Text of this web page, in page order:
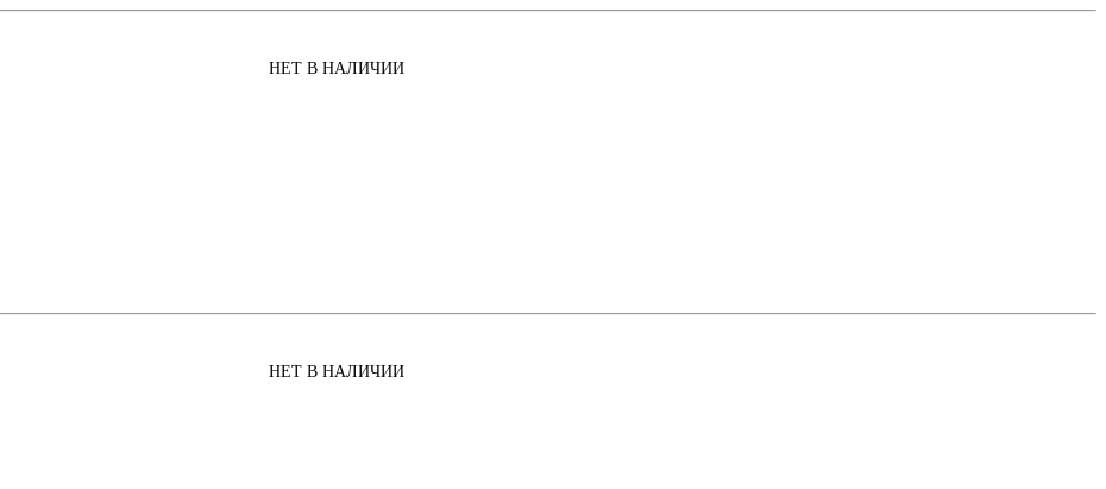
НЕТ В НАЛИЧИИ
НЕТ В НАЛИЧИИ